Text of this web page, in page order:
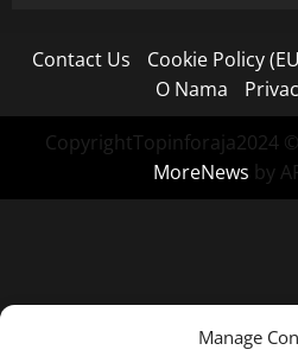
Manage
Contact Us Cookie Policy
O Nama
CopyrightTopinforaja2024
MoreNews by